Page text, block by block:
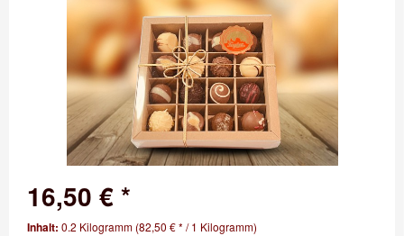
16,50 € *
Inhalt: 0.2 Kilogramm (82,50 € * / 1 Kilogramm)